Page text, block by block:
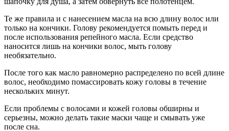
Те же правила и с нанесением масла на всю длину волос или
только на кончики. Голову рекомендуется помыть перед и
после использования репейного масла. Если средство
наносится лишь на кончики волос, мыть голову
необязательно.
После того как масло равномерно распределено по всей длине
волос, необходимо помассировать кожу головы в течение
нескольких минут.
Если проблемы с волосами и кожей головы обширны и
серьезны, можно делать такие маски чаще и смывать уже
после сна.